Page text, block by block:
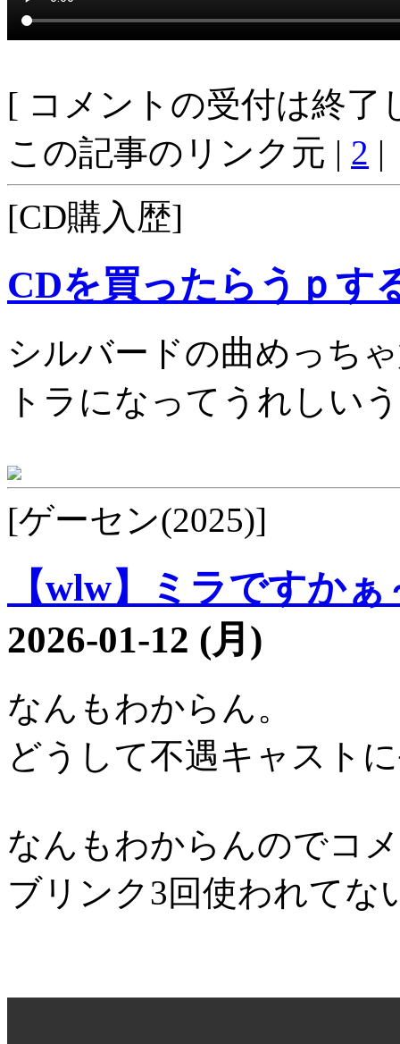
[ コメントの受付は終了
この記事のリンク元 | 2 |
[CD購入歴]
CDを買ったらうｐす
シルバードの曲めっち
トラになってうれしい
[ゲーセン(2025)]
【wlw】ミラですか
2026-01-12 (月)
なんもわからん。
どうして不遇キャスト
なんもわからんのでコ
ブリンク3回使われてな